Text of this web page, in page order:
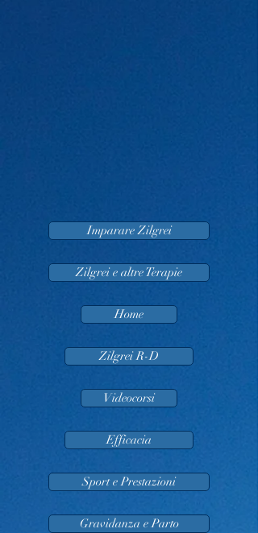
Imparare Zilgrei
Zilgrei e altre Terapie
Home
Zilgrei R-D
Videocorsi
Efficacia
Sport e Prestazioni
Gravidanza e Parto